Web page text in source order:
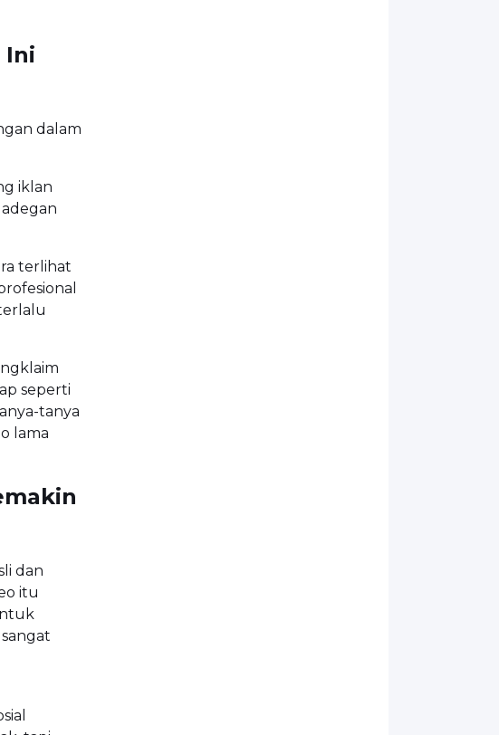
Ini
dalam
iklan
terlihat
seperti
tanya
lama
dan
itu